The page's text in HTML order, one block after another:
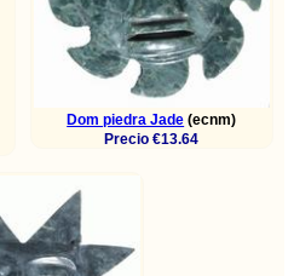
Dom piedra Jade (ecnm)
Precio €13.64